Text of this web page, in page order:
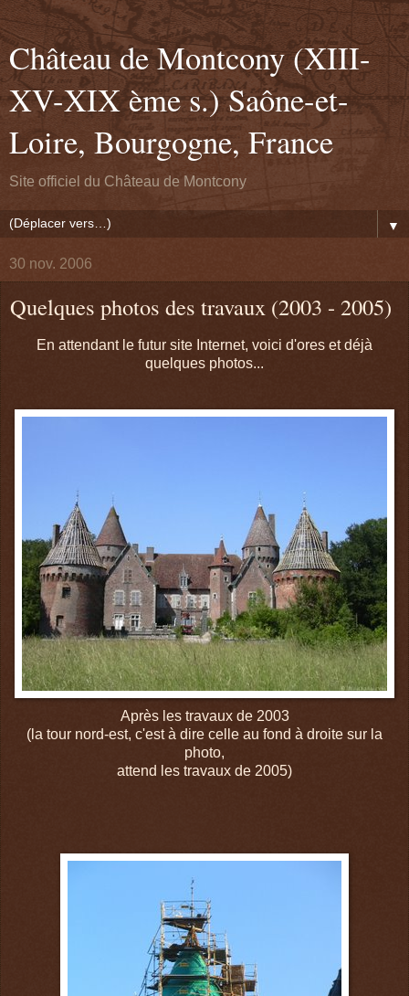
Château de Montcony (XIII-
XV-XIX ème s.) Saône-et-
Loire, Bourgogne, France
Site officiel du Château de Montcony
▼
30 nov. 2006
Quelques photos des travaux (2003 - 2005)
En attendant le futur site Internet, voici d'ores et déjà
quelques photos...
Après les travaux de 2003
(la tour nord-est, c'est à dire celle au fond à droite sur la
photo,
attend les travaux de 2005)